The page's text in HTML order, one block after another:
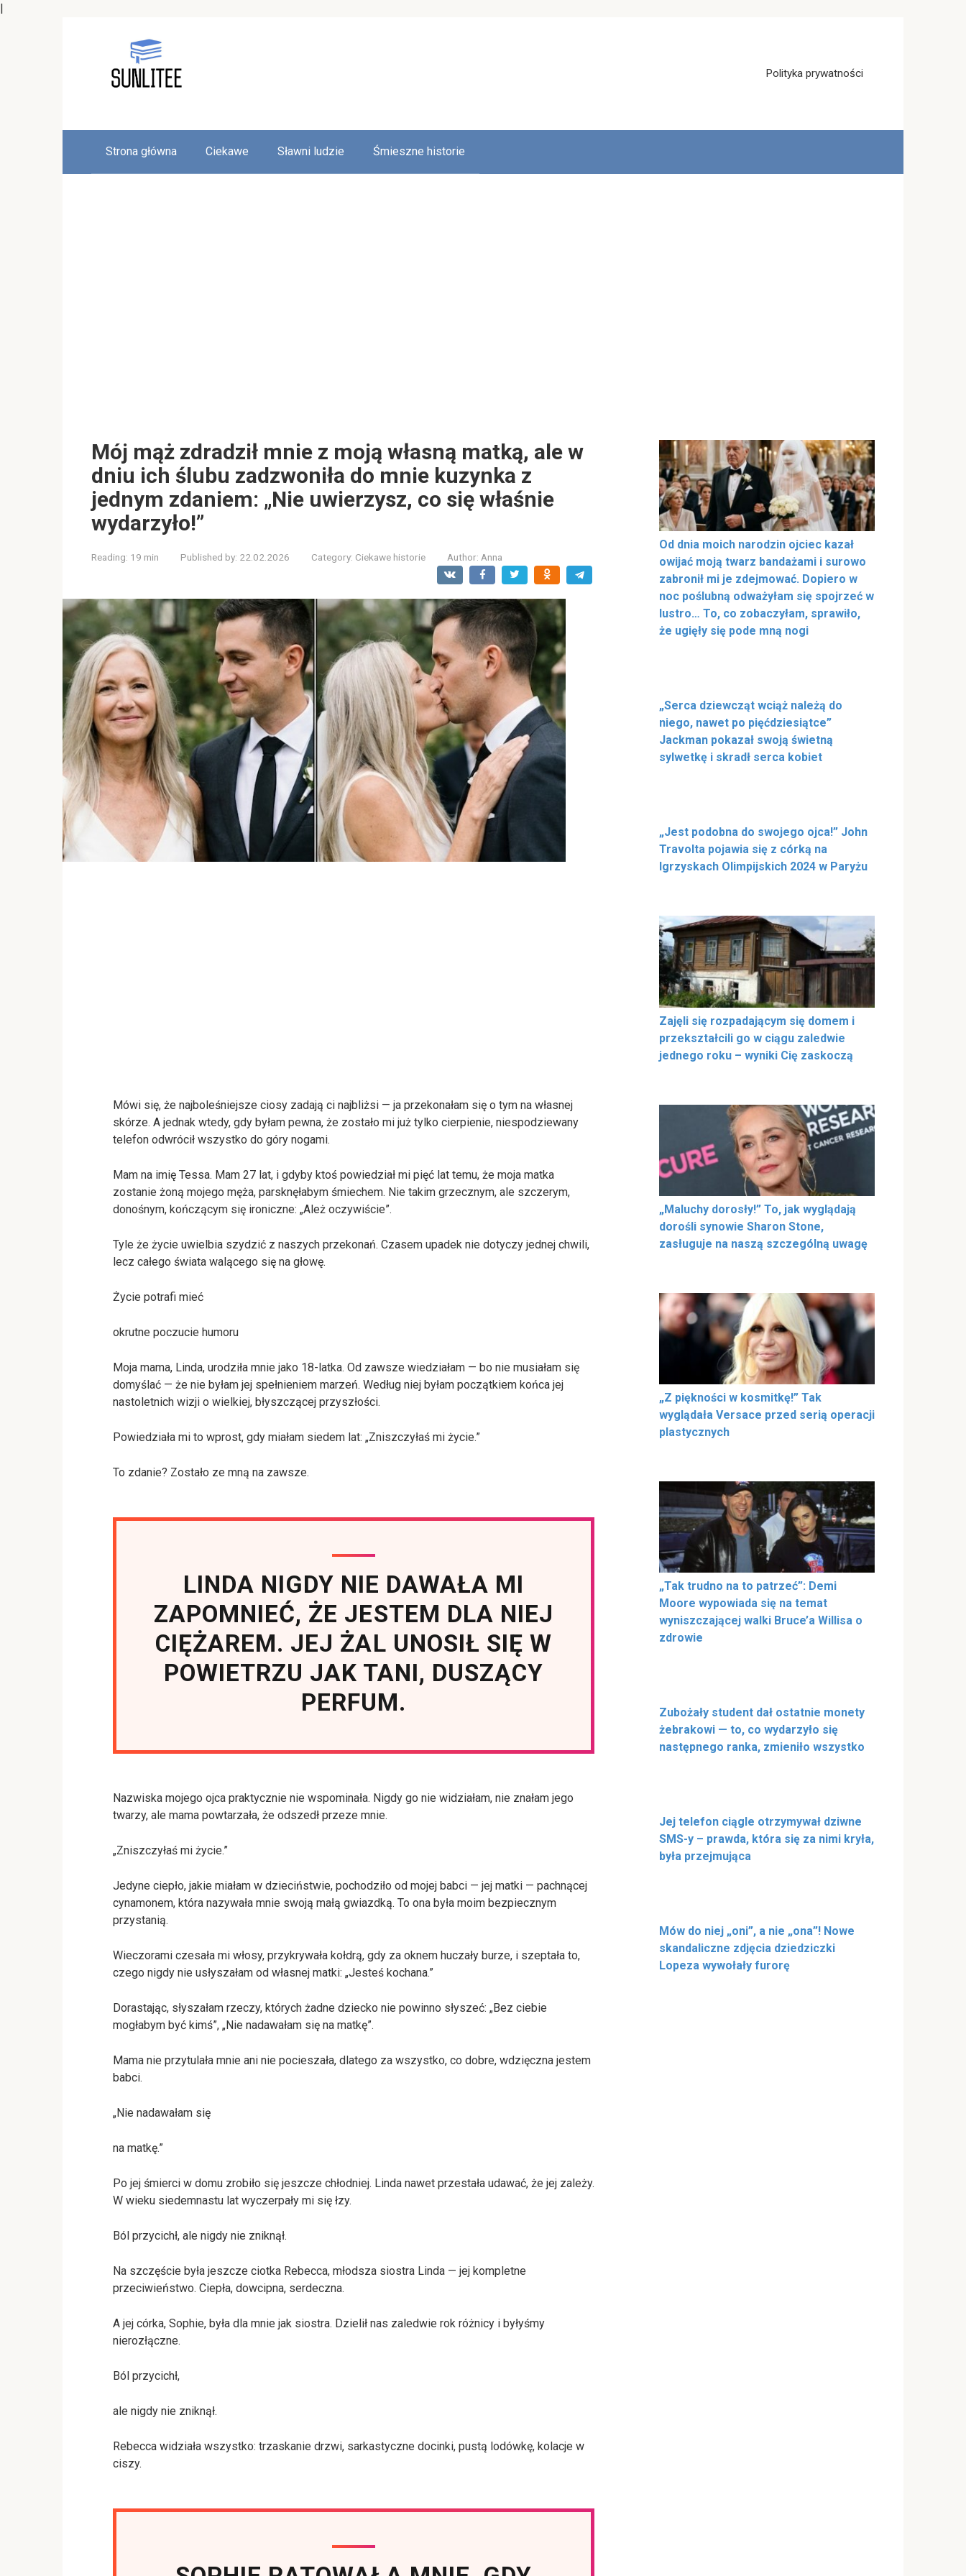
|
Polityka prywatności
Strona główna Ciekawe Sławni ludzie Śmieszne historie
Mój mąż zdradził mnie z moją własną matką, ale w
dniu ich ślubu zadzwoniła do mnie kuzynka z
jednym zdaniem: „Nie uwierzysz, co się właśnie
wydarzyło!”
Reading: 19 min Published by: 22.02.2026 Category: Ciekawe historie Author: Anna
Mówi się, że najboleśniejsze ciosy zadają ci najbliżsi — ja przekonałam się o tym na własnej
skórze. A jednak wtedy, gdy byłam pewna, że zostało mi już tylko cierpienie, niespodziewany
telefon odwrócił wszystko do góry nogami.
Mam na imię Tessa. Mam 27 lat, i gdyby ktoś powiedział mi pięć lat temu, że moja matka
zostanie żoną mojego męża, parsknęłabym śmiechem. Nie takim grzecznym, ale szczerym,
donośnym, kończącym się ironiczne: „Ależ oczywiście”.
Tyle że życie uwielbia szydzić z naszych przekonań. Czasem upadek nie dotyczy jednej chwili,
lecz całego świata walącego się na głowę.
Życie potrafi mieć
okrutne poczucie humoru
Moja mama, Linda, urodziła mnie jako 18-latka. Od zawsze wiedziałam — bo nie musiałam się
domyślać — że nie byłam jej spełnieniem marzeń. Według niej byłam początkiem końca jej
nastoletnich wizji o wielkiej, błyszczącej przyszłości.
Powiedziała mi to wprost, gdy miałam siedem lat: „Zniszczyłaś mi życie.”
To zdanie? Zostało ze mną na zawsze.
LINDA NIGDY NIE DAWAŁA MI
ZAPOMNIEĆ, ŻE JESTEM DLA NIEJ
CIĘŻAREM. JEJ ŻAL UNOSIŁ SIĘ W
POWIETRZU JAK TANI, DUSZĄCY
PERFUM.
Nazwiska mojego ojca praktycznie nie wspominała. Nigdy go nie widziałam, nie znałam jego
twarzy, ale mama powtarzała, że odszedł przeze mnie.
„Zniszczyłaś mi życie.”
Jedyne ciepło, jakie miałam w dzieciństwie, pochodziło od mojej babci — jej matki — pachnącej
cynamonem, która nazywała mnie swoją małą gwiazdką. To ona była moim bezpiecznym
przystanią.
Wieczorami czesała mi włosy, przykrywała kołdrą, gdy za oknem huczały burze, i szeptała to,
czego nigdy nie usłyszałam od własnej matki: „Jesteś kochana.”
Dorastając, słyszałam rzeczy, których żadne dziecko nie powinno słyszeć: „Bez ciebie
mogłabym być kimś”, „Nie nadawałam się na matkę”.
Mama nie przytulała mnie ani nie pocieszała, dlatego za wszystko, co dobre, wdzięczna jestem
babci.
„Nie nadawałam się
na matkę.”
Po jej śmierci w domu zrobiło się jeszcze chłodniej. Linda nawet przestała udawać, że jej zależy.
W wieku siedemnastu lat wyczerpały mi się łzy.
Ból przycichł, ale nigdy nie zniknął.
Na szczęście była jeszcze ciotka Rebecca, młodsza siostra Linda — jej kompletne
przeciwieństwo. Ciepła, dowcipna, serdeczna.
A jej córka, Sophie, była dla mnie jak siostra. Dzielił nas zaledwie rok różnicy i byłyśmy
nierozłączne.
Ból przycichł,
ale nigdy nie zniknął.
Rebecca widziała wszystko: trzaskanie drzwi, sarkastyczne docinki, pustą lodówkę, kolacje w
ciszy.
Od dnia moich narodzin ojciec kazał
owijać moją twarz bandażami i surowo
zabronił mi je zdejmować. Dopiero w
noc poślubną odważyłam się spojrzeć w
lustro… To, co zobaczyłam, sprawiło,
że ugięły się pode mną nogi
„Serca dziewcząt wciąż należą do
niego, nawet po pięćdziesiątce”
Jackman pokazał swoją świetną
sylwetkę i skradł serca kobiet
„Jest podobna do swojego ojca!” John
Travolta pojawia się z córką na
Igrzyskach Olimpijskich 2024 w Paryżu
Zajęli się rozpadającym się domem i
przekształcili go w ciągu zaledwie
jednego roku – wyniki Cię zaskoczą
„Maluchy dorosły!” To, jak wyglądają
dorośli synowie Sharon Stone,
zasługuje na naszą szczególną uwagę
„Z piękności w kosmitkę!” Tak
wyglądała Versace przed serią operacji
plastycznych
„Tak trudno na to patrzeć”: Demi
Moore wypowiada się na temat
wyniszczającej walki Bruce’a Willisa o
zdrowie
Zubożały student dał ostatnie monety
żebrakowi — to, co wydarzyło się
następnego ranka, zmieniło wszystko
Jej telefon ciągle otrzymywał dziwne
SMS-y – prawda, która się za nimi kryła,
była przejmująca
Mów do niej „oni”, a nie „ona”! Nowe
skandaliczne zdjęcia dziedziczki
Lopeza wywołały furorę